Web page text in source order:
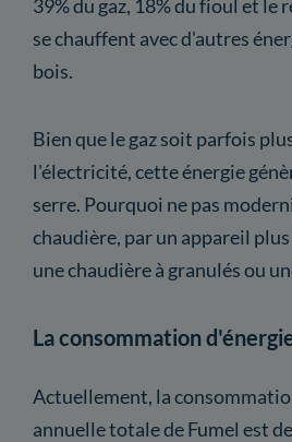
39% du gaz, 18% du fioul et le
se chauffent avec d'autres
bois.
Bien que le gaz soit parfois
l'électricité, cette énergie
serre. Pourquoi ne pas
chaudière, par un appareil
une chaudière à granulés ou
La consommation
Actuellement, la
annuelle totale de Fumel est